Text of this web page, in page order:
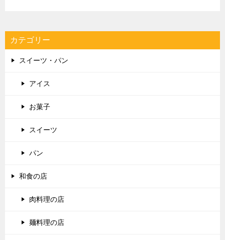
カテゴリー
スイーツ・パン
アイス
お菓子
スイーツ
パン
和食の店
肉料理の店
麺料理の店